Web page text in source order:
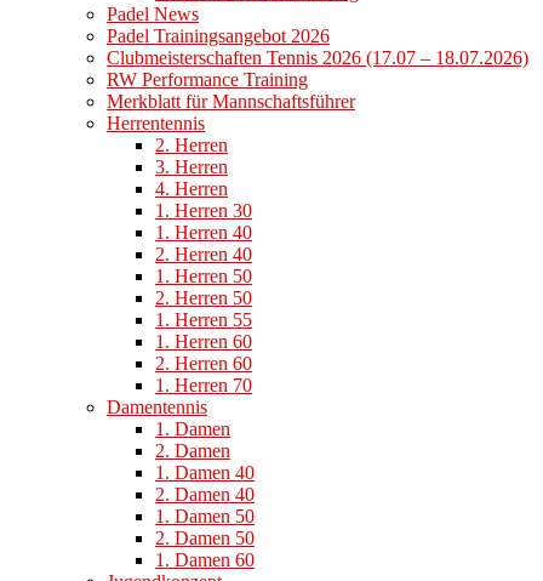
Padel News
Padel Trainingsangebot 2026
Clubmeisterschaften Tennis 2026 (17.07 – 18.07.2026)
RW Performance Training
Merkblatt für Mannschaftsführer
Herrentennis
2. Herren
3. Herren
4. Herren
1. Herren 30
1. Herren 40
2. Herren 40
1. Herren 50
2. Herren 50
1. Herren 55
1. Herren 60
2. Herren 60
1. Herren 70
Damentennis
1. Damen
2. Damen
1. Damen 40
2. Damen 40
1. Damen 50
2. Damen 50
1. Damen 60